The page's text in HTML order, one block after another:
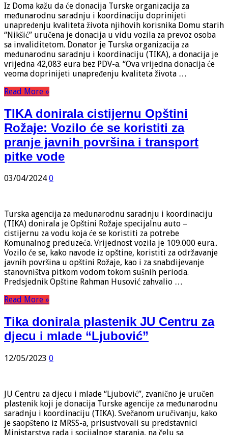
Iz Doma kažu da će donacija Turske organizacija za
međunarodnu saradnju i koordinaciju doprinijeti
unapređenju kvaliteta života njihovih korisnika Domu starih
“Nikšić” uručena je donacija u vidu vozila za prevoz osoba
sa invaliditetom. Donator je Turska organizacija za
međunarodnu saradnju i koordinaciju (TIKA), a donacija je
vrijedna 42,083 eura bez PDV-a. “Ova vrijedna donacija će
veoma doprinijeti unapređenju kvaliteta života …
Read More »
TIKA donirala cistijernu Opštini
Rožaje: Vozilo će se koristiti za
pranje javnih površina i transport
pitke vode
03/04/2024 0
Turska agencija za međunarodnu saradnju i koordinaciju
(TIKA) donirala je Opštini Rožaje specijalnu auto –
cistijernu za vodu koja će se koristiti za potrebe
Komunalnog preduzeća. Vrijednost vozila je 109.000 eura..
Vozilo će se, kako navode iz opštine, koristiti za održavanje
javnih površina u opštini Rožaje, kao i za snabdijevanje
stanovništva pitkom vodom tokom sušnih perioda.
Predsjednik Opštine Rahman Husović zahvalio …
Read More »
Tika donirala plastenik JU Centru za
djecu i mlade “Ljubović”
12/05/2023 0
JU Centru za djecu i mlade “Ljubović”, zvanično je uručen
plastenik koji je donacija Turske agencije za međunarodnu
saradnju i koordinaciju (TIKA). Svečanom uručivanju, kako
je saopšteno iz MRSS-a, prisustvovali su predstavnici
Ministarstva rada i socijalnog staranja, na čelu sa